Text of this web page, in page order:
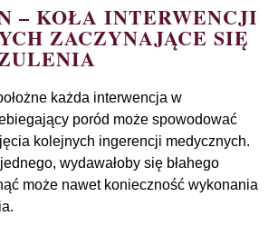
– KOŁA INTERWENCJI
ZACZYNAJĄCE SIĘ
każda interwencja w
poród może spowodować
kolejnych ingerencji medycznych.
wydawałoby się błahego
może nawet konieczność wykonania